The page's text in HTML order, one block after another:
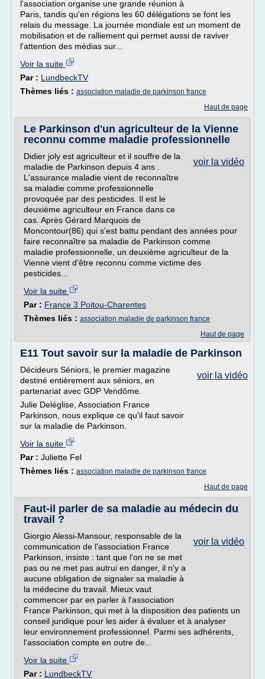
l'association organise une grande réunion à
Paris, tandis qu'en régions les 60 délégations se font les
relais du message. La journée mondiale est un moment de
mobilisation et de ralliement qui permet aussi de raviver
l'attention des médias sur...
Voir la suite
Par : LundbeckTV
Thèmes liés : association maladie de parkinson france
Haut de page
Le Parkinson d'un agriculteur de la Vienne
reconnu comme maladie professionnelle
voir la vidéo
Didier joly est agriculteur et il souffre de la
maladie de Parkinson depuis 4 ans .
L'assurance maladie vient de reconnaître
sa maladie comme professionnelle
provoquée par des pesticides. Il est le
deuxième agriculteur en France dans ce
cas. Après Gérard Marquois de
Moncontour(86) qui s'est battu pendant des années pour
faire reconnaître sa maladie de Parkinson comme
maladie professionnelle, un deuxième agriculteur de la
Vienne vient d'être reconnu comme victime des
pesticides...
Voir la suite
Par : France 3 Poitou-Charentes
Thèmes liés : association maladie de parkinson france
Haut de page
E11 Tout savoir sur la maladie de Parkinson
voir la vidéo
Décideurs Séniors, le premier magazine
destiné entièrement aux séniors, en
partenariat avec GDP Vendôme.
Julie Deléglise, Association France
Parkinson, nous explique ce qu'il faut savoir
sur la maladie de Parkinson.
Voir la suite
Par : Juliette Fel
Thèmes liés : association maladie de parkinson france
Haut de page
Faut-il parler de sa maladie au médecin du
travail ?
voir la vidéo
Giorgio Alessi-Mansour, responsable de la
communication de l'association France
Parkinson, insiste : tant que l'on ne se met
pas ou ne met pas autrui en danger, il n'y a
aucune obligation de signaler sa maladie à
la médecine du travail. Mieux vaut
commencer par en parler à l'association
France Parkinson, qui met à la disposition des patients un
conseil juridique pour les aider à évaluer et à analyser
leur environnement professionnel. Parmi ses adhérents,
l'association compte en outre de...
Voir la suite
Par : LundbeckTV